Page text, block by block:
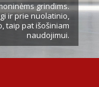
grindims.
ir prie nuolatinio,
taip pat išošiniam
naudojimui.